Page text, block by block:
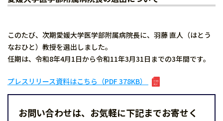
このたび、次期愛媛大学医学部附属病院長に、羽藤 直人（はとう
なおひと）教授を選出しました。
任期は、令和8年4月1日から令和11年3月31日までの3年間です。
プレスリリース資料はこちら（PDF 378KB）
お問い合わせは、お気軽に下記までお寄せく